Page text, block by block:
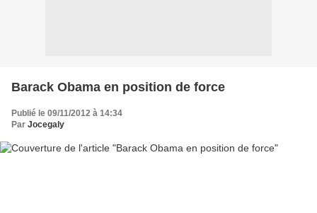
Barack Obama en position de force
Publié le 09/11/2012 à 14:34
Par Jocegaly